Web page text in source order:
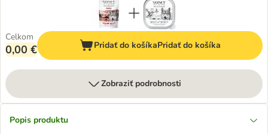
Celkom
0,00 € Pridať do košíkaPridať do košíka
Zobraziť podrobnosti
Popis produktu